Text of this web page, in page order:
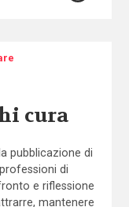
cura
pubblicazione di
di
e riflessione
mantenere